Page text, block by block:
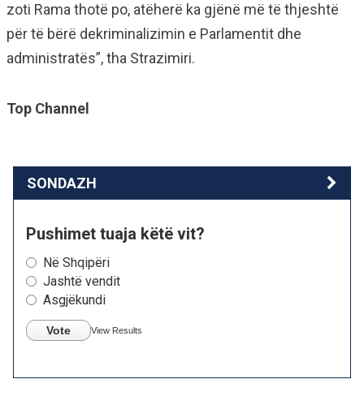
zoti Rama thotë po, atëherë ka gjënë më të thjeshtë
për të bërë dekriminalizimin e Parlamentit dhe
administratës”, tha Strazimiri.
Top Channel
SONDAZH
Pushimet tuaja këtë vit?
Në Shqipëri
Jashtë vendit
Asgjëkundi
Vote View Results